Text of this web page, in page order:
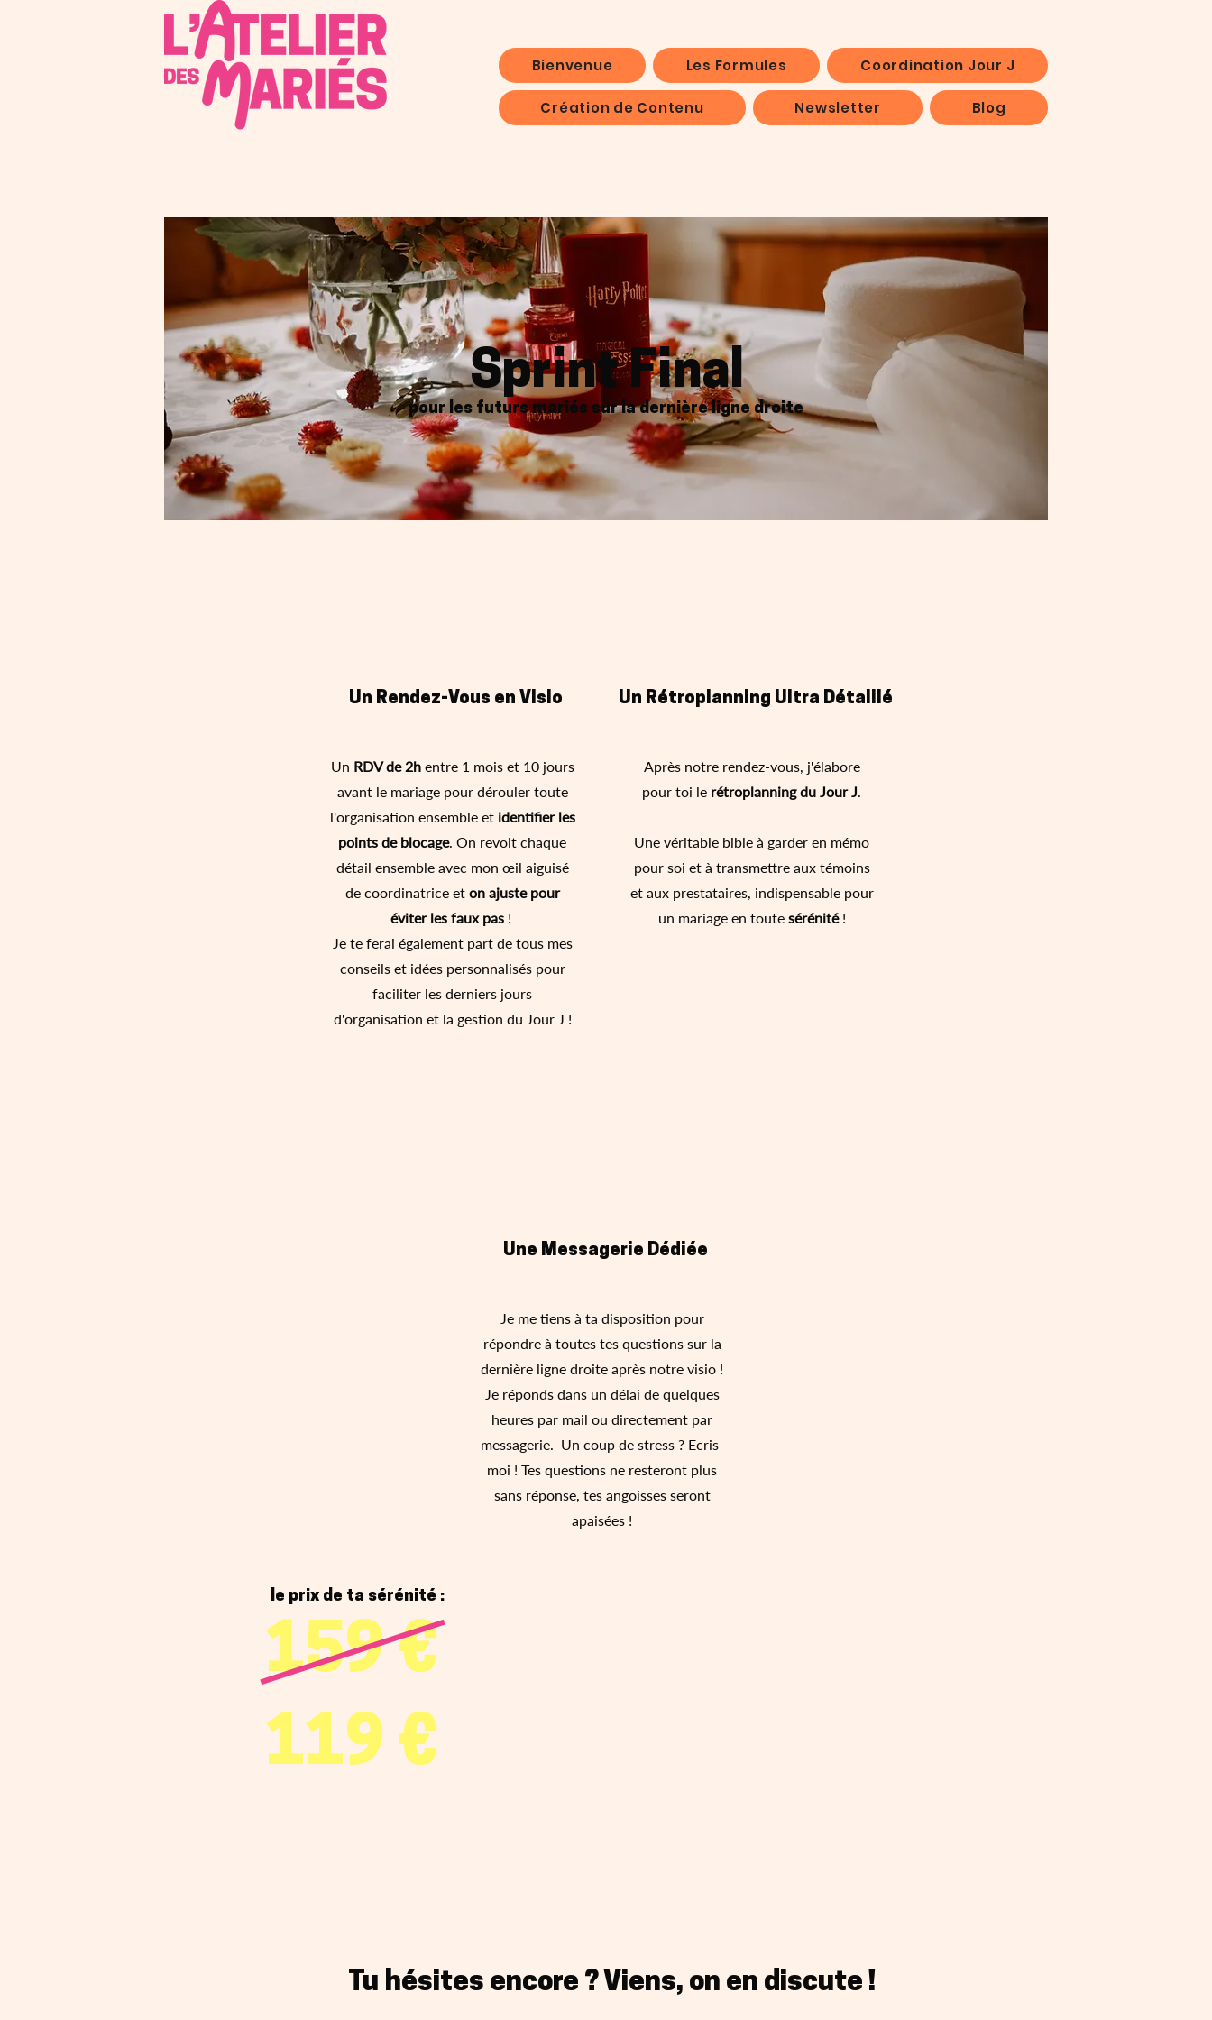
Bienvenue Les Formules Coordination Jour J
Création de Contenu Newsletter Blog
Sprint Final
pour les futurs mariés sur la dernière ligne droite
Un Rendez-Vous en Visio
Un RDV de 2hentre 1 mois et 10 jours
avant le mariage pour dérouler toute
l'organisation ensemble et identifier les
points de blocage. On revoit chaque
détail ensemble avec mon œil aiguisé
de coordinatrice et on ajuste pour
éviter les faux pas!
Je te ferai également part de tous mes
conseils et idées personnalisés pour
faciliter les derniers jours
d'organisation et la gestion du Jour J !
Un Rétroplanning Ultra Détaillé
Après notre rendez-vous, j'élabore
pour toi le rétroplanning du Jour J.
Une véritable bible à garder en mémo
pour soi et à transmettre aux témoins
et aux prestataires, indispensable pour
un mariage en toute sérénité!
Une Messagerie Dédiée
Je me tiens à ta disposition pour
répondre à toutes tes questions sur la
dernière ligne droite après notre visio !
Je réponds dans un délai de quelques
heures par mail ou directement par
messagerie. Un coup de stress ? Ecris-
moi ! Tes questions ne resteront plus
sans réponse, tes angoisses seront
apaisées !
le prix de ta sérénité :
159 €
119 €
Tu hésites encore ? Viens, on en discute !